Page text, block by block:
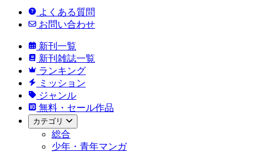
よくある質問
お問い合わせ
新刊一覧
新刊雑誌一覧
ランキング
ミッション
ジャンル
無料・セール作品
カテゴリ
総合
少年・青年マンガ